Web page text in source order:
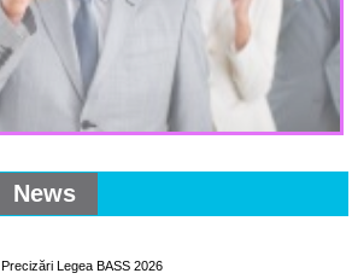
News
Precizări Legea BASS 2026